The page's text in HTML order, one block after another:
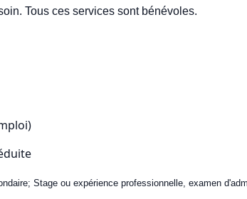
Tous ces services sont bénévoles.
Stage ou expérience professionnelle, examen